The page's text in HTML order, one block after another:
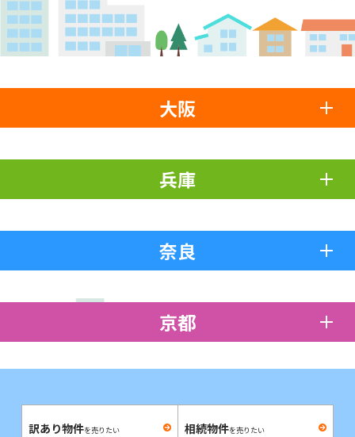
大阪
兵庫
奈良
京都
訳あり物件を売りたい 相続物件を売りたい